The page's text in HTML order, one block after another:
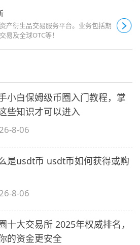
产衍生品交易服务平台。业务包括期
易及全球OTC等！
小白保姆级币圈入门教程，掌
些知识才可以进入
8-06
是usdt币 usdt币如何获得或购
8-06
十大交易所 2025年权威排名，
的资金更安全